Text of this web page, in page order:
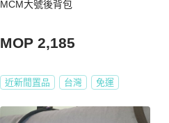
MCM大號後背包
MOP 2,185
近新閒置品 台灣 免運